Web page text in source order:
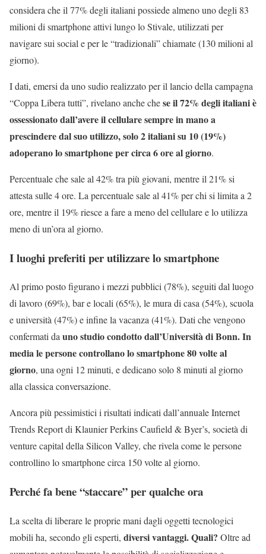
considera che il 77% degli italiani possiede almeno uno degli 83
milioni di smartphone attivi lungo lo Stivale, utilizzati per
navigare sui social e per le “tradizionali” chiamate (130 milioni al
giorno).
I dati, emersi da uno sudio realizzato per il lancio della campagna
“Coppa Libera tutti”, rivelano anche chese il 72% degli italiani è
ossessionato dall’avere il cellulare sempre in mano a
prescindere dal suo utilizzo, solo 2 italiani su 10 (19%)
adoperano lo smartphone per circa 6 ore al giorno.
Percentuale che sale al 42% tra più giovani, mentre il 21% si
attesta sulle 4 ore. La percentuale sale al 41% per chi si limita a 2
ore, mentre il 19% riesce a fare a meno del cellulare e lo utilizza
meno di un’ora al giorno.
I luoghi preferiti per utilizzare lo smartphone
Al primo posto figurano i mezzi pubblici (78%), seguiti dal luogo
di lavoro (69%), bar e locali (65%), le mura di casa (54%), scuola
e università (47%) e infine la vacanza (41%). Dati che vengono
confermati dauno studio condotto dall’Università di Bonn. In
media le persone controllano lo smartphone 80 volte al
giorno, una ogni 12 minuti, e dedicano solo 8 minuti al giorno
alla classica conversazione.
Ancora più pessimistici i risultati indicati dall’annuale Internet
Trends Report di Klaunier Perkins Caufield & Byer’s, società di
venture capital della Silicon Valley, che rivela come le persone
controllino lo smartphone circa 150 volte al giorno.
Perché fa bene “staccare” per qualche ora
La scelta di liberare le proprie mani dagli oggetti tecnologici
mobili ha, secondo gli esperti, diversi vantaggi. Quali? Oltre ad